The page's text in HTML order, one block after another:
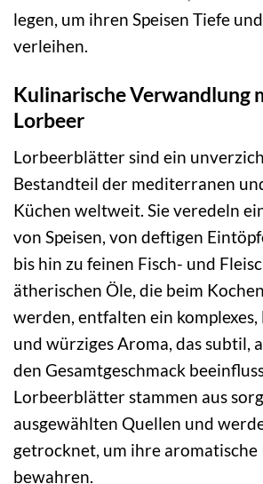
legen, um ihren Speisen Tiefe
verleihen.
Kulinarische Verwandlung
Lorbeer
Lorbeerblätter sind ein
Bestandteil der mediterranen
Küchen weltweit. Sie veredeln
von Speisen, von deftigen
bis hin zu feinen Fisch- und
ätherischen Öle, die beim
werden, entfalten ein
und würziges Aroma, das subtil,
den Gesamtgeschmack
Lorbeerblätter stammen aus
ausgewählten Quellen und
getrocknet, um ihre
bewahren.